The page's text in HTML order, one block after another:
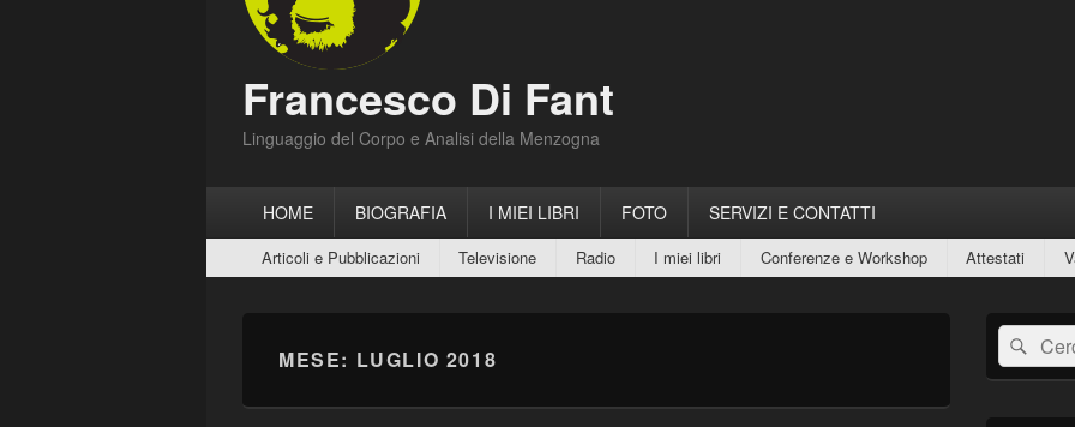
Francesco Di Fant
Linguaggio del Corpo e Analisi della Menzogna
principaleHOME BIOGRAFIA I MIEI LIBRI FOTO SERVIZI E CONTATTI
secondario
Articoli e Pubblicazioni Televisione Radio I miei libri Conferenze e Workshop Attestati
MESE: LUGLIO 2018
Area
widget
barra
laterale
Cerca: